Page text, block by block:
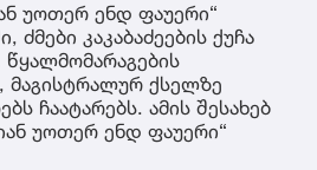
უოთერ ენდ ფაუერი“
ძმები კაკაბაძეების ქუჩა
მაგისტრალურ ქსელზე
ჩაატარებს. ამის შესახებ
უოთერ ენდ ფაუერი“